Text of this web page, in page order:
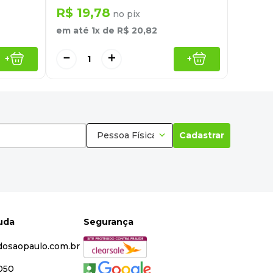
+
R$ 19,78 no pix
em até 1x de R$ 20,82
＋
－ +
Pessoa Física Cadastrar
Segurança